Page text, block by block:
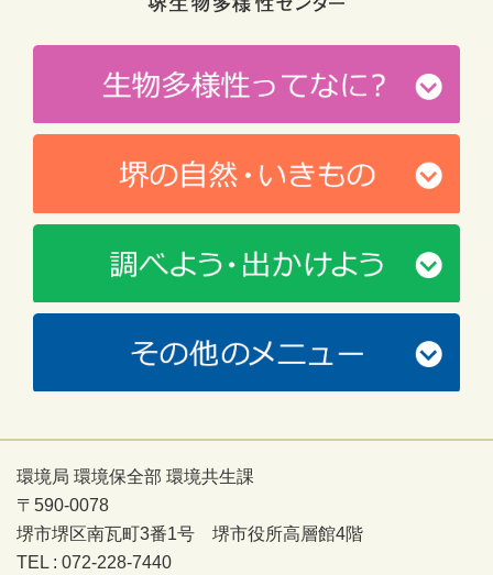
環境局 環境保全部 環境共生課
〒590-0078
堺市堺区南瓦町3番1号 堺市役所高層館4階
TEL : 072-228-7440